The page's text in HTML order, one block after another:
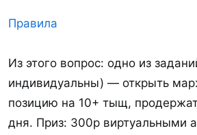
Правила
Из этого вопрос: одно из
индивидуальны) — открыть
позицию на 10+ тыщ,
дня. Приз: 300р виртуальными